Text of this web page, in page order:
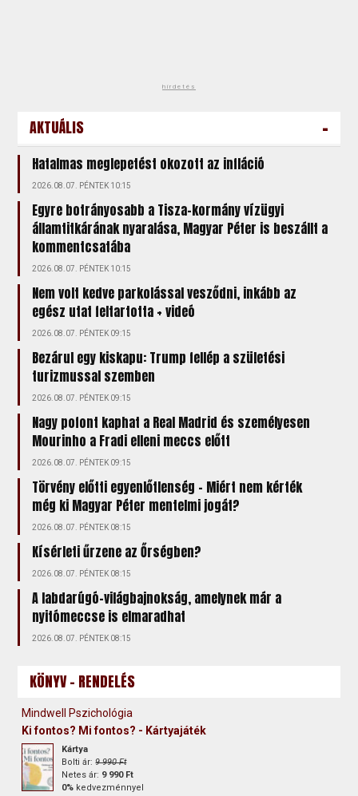
hirdetés
AKTUÁLIS -
Hatalmas meglepetést okozott az infláció
2026.08.07. PÉNTEK 10:15
Egyre botrányosabb a Tisza-kormány vízügyi
államtitkárának nyaralása, Magyar Péter is beszállt a
kommentcsatába
2026.08.07. PÉNTEK 10:15
Nem volt kedve parkolással vesződni, inkább az
egész utat feltartotta + videó
2026.08.07. PÉNTEK 09:15
Bezárul egy kiskapu: Trump fellép a születési
turizmussal szemben
2026.08.07. PÉNTEK 09:15
Nagy pofont kaphat a Real Madrid és személyesen
Mourinho a Fradi elleni meccs előtt
2026.08.07. PÉNTEK 09:15
Törvény előtti egyenlőtlenség – Miért nem kérték
még ki Magyar Péter mentelmi jogát?
2026.08.07. PÉNTEK 08:15
Kísérleti űrzene az Őrségben?
2026.08.07. PÉNTEK 08:15
A labdarúgó-világbajnokság, amelynek már a
nyitómeccse is elmaradhat
2026.08.07. PÉNTEK 08:15
KÖNYV - RENDELÉS
Mindwell Pszichológia
Ki fontos? Mi fontos? - Kártyajáték
Kártya
Bolti ár:9 990 Ft
Netes ár: 9 990 Ft
0% kedvezménnyel